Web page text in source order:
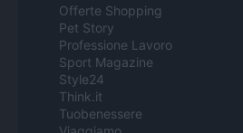
Offerte Shopping
Pet Story
Professione Lavoro
Sport Magazine
Style24
Think.it
Tuobenessere